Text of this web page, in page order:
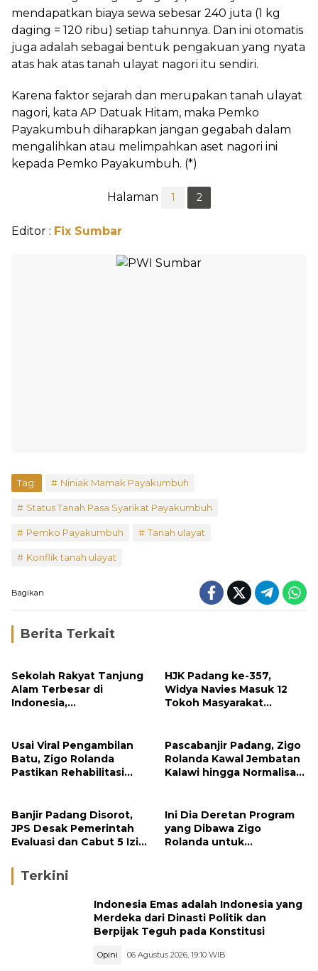
mendapatkan biaya sewa sebesar 240 juta (1 kg
daging = 120 ribu) setiap tahunnya. Dan ini otomatis
juga adalah sebagai bentuk pengakuan yang nyata
atas hak atas tanah ulayat nagori itu sendiri.
Karena faktor sejarah dan merupakan tanah ulayat
nagori, kata AP Datuak Hitam, maka Pemko
Payakumbuh diharapkan jangan gegabah dalam
mengalihkan atau melimpahkan aset nagori ini
kepada Pemko Payakumbuh. (*)
Halaman 1 2
Editor : Fix Sumbar
Tag: Niniak Mamak Payakumbuh
Status Tanah Pasa Syarikat Payakumbuh
Pemko Payakumbuh Tanah ulayat
Konflik tanah ulayat
Bagikan
Berita Terkait
Sekolah Rakyat Tanjung
Alam Terbesar di
Indonesia,
HJK Padang ke-357,
Widya Navies Masuk 12
Tokoh Masyarakat
Usai Viral Pengambilan
Batu, Zigo Rolanda
Pastikan Rehabilitasi
Pascabanjir Padang, Zigo
Rolanda Kawal Jembatan
Kalawi hingga Normalisasi
Banjir Padang Disorot,
JPS Desak Pemerintah
Evaluasi dan Cabut 5 Izin
Ini Dia Deretan Program
yang Dibawa Zigo
Rolanda untuk
Terkini
Indonesia Emas adalah Indonesia yang
Merdeka dari Dinasti Politik dan
Berpijak Teguh pada Konstitusi
Opini 06 Agustus 2026, 19:10 WIB